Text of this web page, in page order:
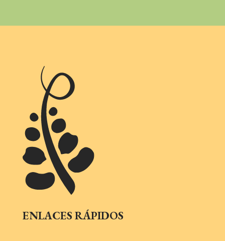
ENLACES RÁPIDOS